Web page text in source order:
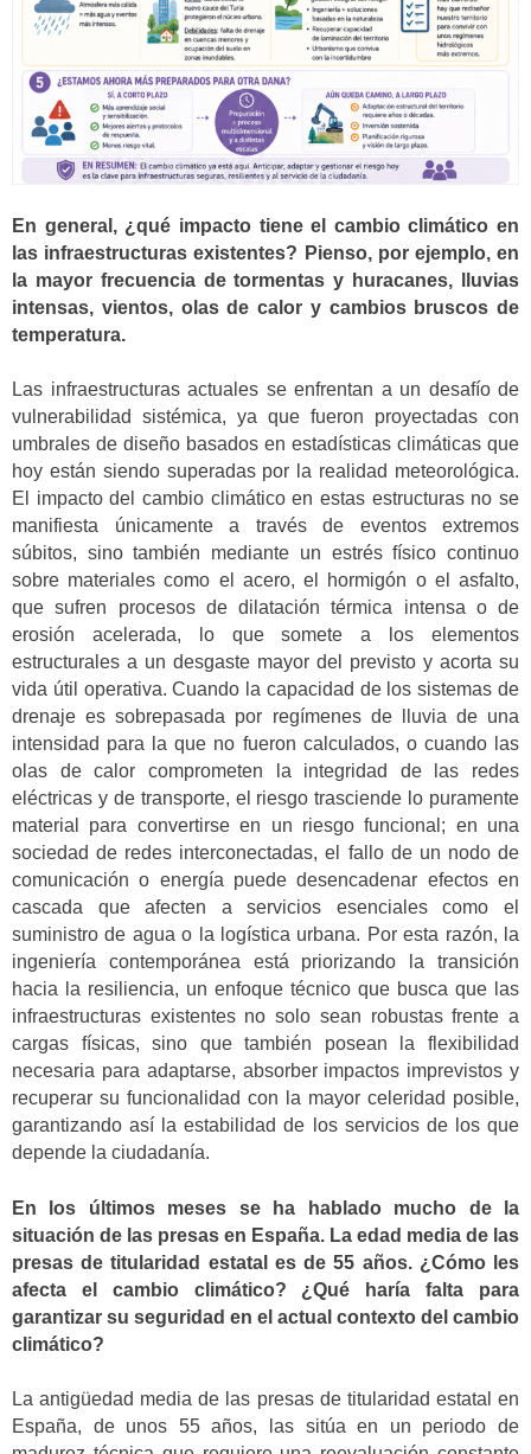
En general, ¿qué impacto tiene el cambio climático en
las infraestructuras existentes? Pienso, por ejemplo, en
la mayor frecuencia de tormentas y huracanes, lluvias
intensas, vientos, olas de calor y cambios bruscos de
temperatura.
Las infraestructuras actuales se enfrentan a un desafío de
vulnerabilidad sistémica, ya que fueron proyectadas con
umbrales de diseño basados en estadísticas climáticas que
hoy están siendo superadas por la realidad meteorológica.
El impacto del cambio climático en estas estructuras no se
manifiesta únicamente a través de eventos extremos
súbitos, sino también mediante un estrés físico continuo
sobre materiales como el acero, el hormigón o el asfalto,
que sufren procesos de dilatación térmica intensa o de
erosión acelerada, lo que somete a los elementos
estructurales a un desgaste mayor del previsto y acorta su
vida útil operativa. Cuando la capacidad de los sistemas de
drenaje es sobrepasada por regímenes de lluvia de una
intensidad para la que no fueron calculados, o cuando las
olas de calor comprometen la integridad de las redes
eléctricas y de transporte, el riesgo trasciende lo puramente
material para convertirse en un riesgo funcional; en una
sociedad de redes interconectadas, el fallo de un nodo de
comunicación o energía puede desencadenar efectos en
cascada que afecten a servicios esenciales como el
suministro de agua o la logística urbana. Por esta razón, la
ingeniería contemporánea está priorizando la transición
hacia la resiliencia, un enfoque técnico que busca que las
infraestructuras existentes no solo sean robustas frente a
cargas físicas, sino que también posean la flexibilidad
necesaria para adaptarse, absorber impactos imprevistos y
recuperar su funcionalidad con la mayor celeridad posible,
garantizando así la estabilidad de los servicios de los que
depende la ciudadanía.
En los últimos meses se ha hablado mucho de la
situación de las presas en España. La edad media de las
presas de titularidad estatal es de 55 años. ¿Cómo les
afecta el cambio climático? ¿Qué haría falta para
garantizar su seguridad en el actual contexto del cambio
climático?
La antigüedad media de las presas de titularidad estatal en
España, de unos 55 años, las sitúa en un periodo de